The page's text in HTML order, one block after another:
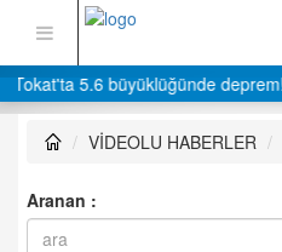
Bu akşam 52 bin kişi oradayız
VİDEOLU HABERLER
Aranan :